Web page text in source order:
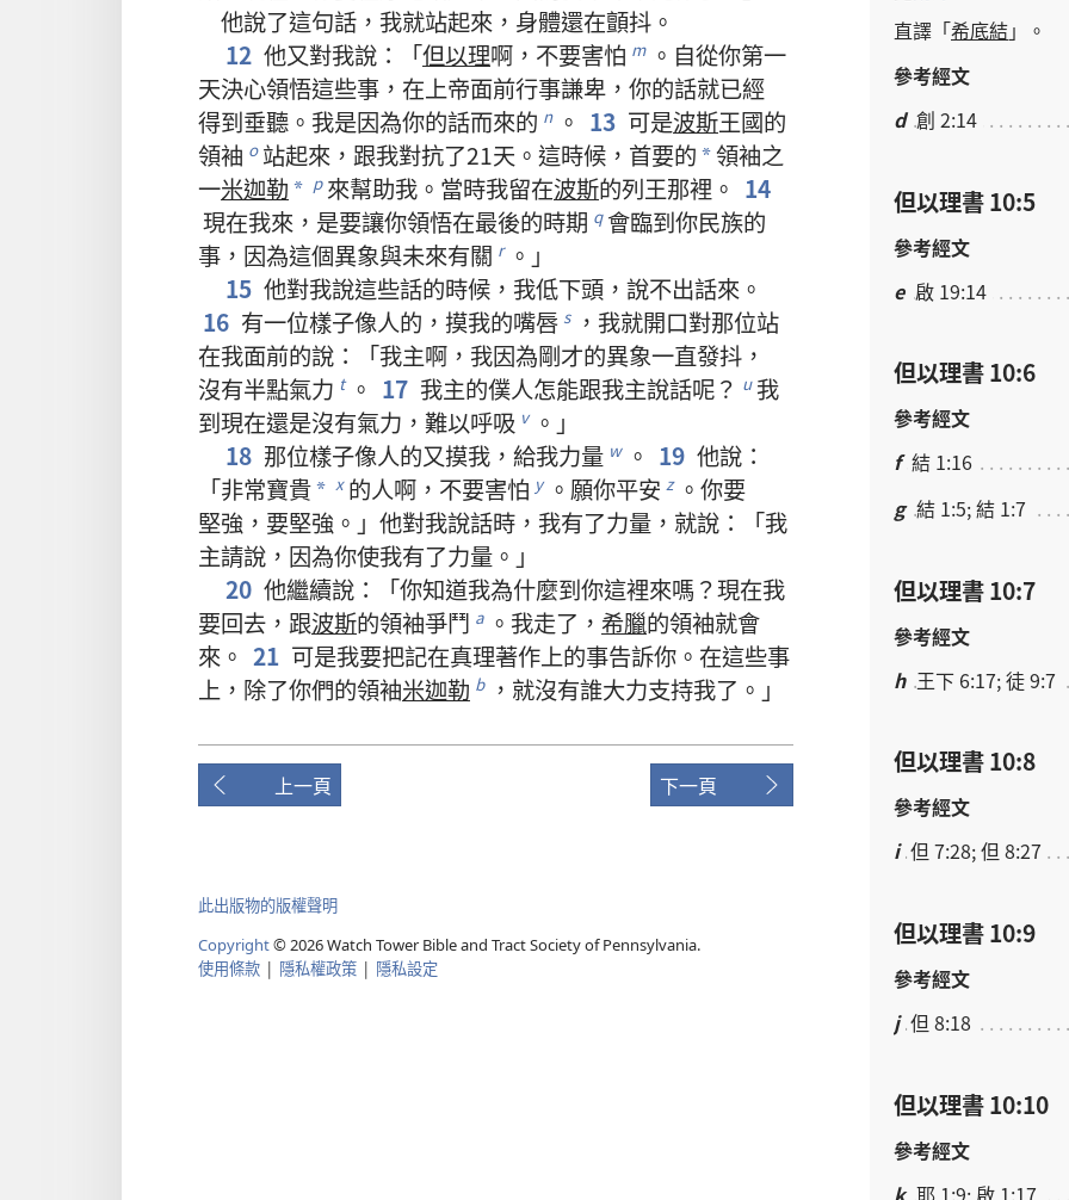
他說了這句話 ， 我就站起來 ， 身體還在顫抖 。
12 他又對我說 ：「但以理啊 ， 不要害怕 m 。 自從你第一
天決心領悟這些事 ， 在上帝面前行事謙卑 ， 你的話就已經
得到垂聽 。 我是因為你的話而來的 n 。 13 可是波斯王國的
領袖 o 站起來 ， 跟我對抗了21天 。 這時候 ， 首要的 *領袖之
一米迦勒 * p 來幫助我 。 當時我留在波斯的列王那裡 。 14
現在我來 ， 是要讓你領悟在最後的時期 q 會臨到你民族的
事 ， 因為這個異象與未來有關 r 。」
15 他對我說這些話的時候 ， 我低下頭 ， 說不出話來 。
16 有一位樣子像人的 ， 摸我的嘴唇 s ， 我就開口對那位站
在我面前的說 ：「我主啊 ， 我因為剛才的異象一直發抖 ，
沒有半點氣力 t 。 17 我主的僕人怎能跟我主說話呢？ u 我
到現在還是沒有氣力 ， 難以呼吸 v 。」
18 那位樣子像人的又摸我 ， 給我力量 w 。 19 他說 ：
「非常寶貴* x 的人啊 ， 不要害怕 y 。 願你平安 z 。 你要
堅強 ， 要堅強 。」 他對我說話時 ， 我有了力量 ， 就說 ：「我
主請說 ， 因為你使我有了力量 。」
20 他繼續說 ：「你知道我為什麼到你這裡來嗎 ？現在我
要回去 ， 跟波斯的領袖爭鬥 a 。 我走了 ， 希臘的領袖就會
來 。 21 可是我要把記在真理著作上的事告訴你 。 在這些事
上 ， 除了你們的領袖米迦勒 b ， 就沒有誰大力支持我了 。」
上一頁 下一頁
此出版物的版權聲明
Copyright© 2026Watch Tower Bible and Tract Society of Pennsylvania.
使用條款 | 隱私權政策 | 隱私設定
直譯 「希底結」。
參考經文
d 創 2:14
但以理書 10:5
參考經文
e 啟 19:14
但以理書 10:6
參考經文
f 結 1:16
g 結 1:5; 結 1:7
但以理書 10:7
參考經文
h 王下 6:17; 徒 9:7
但以理書 10:8
參考經文
i 但 7:28; 但 8:27
但以理書 10:9
參考經文
j 但 8:18
但以理書 10:10
參考經文
k 耶 1:9; 啟 1:17